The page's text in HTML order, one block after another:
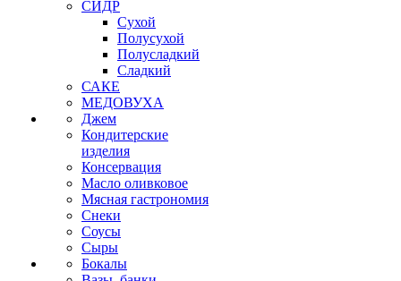
СИДР
Сухой
Полусухой
Полусладкий
Сладкий
САКЕ
МЕДОВУХА
Джем
Кондитерские
изделия
Консервация
Масло оливковое
Мясная гастрономия
Снеки
Соусы
Сыры
Бокалы